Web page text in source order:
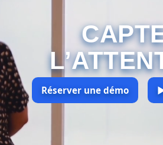
Réserver une démo